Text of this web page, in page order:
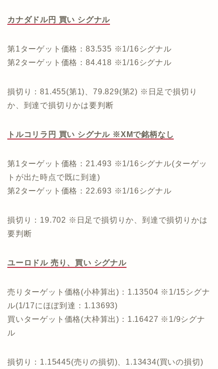
カナダドル円 買い シグナル
第1ターゲット価格：83.535 ※1/16シグナル
第2ターゲット価格：84.418 ※1/16シグナル
損切り：81.455(第1)、79.829(第2) ※日足で損切り
か、到達で損切りかは要判断
トルコリラ円 買い シグナル ※XMで銘柄なし
第1ターゲット価格：21.493 ※1/16シグナル(ターゲッ
トが出た時点で既に到達)
第2ターゲット価格：22.693 ※1/16シグナル
損切り：19.702 ※日足で損切りか、到達で損切りかは
要判断
ユーロドル 売り、買い シグナル
売りターゲット価格(小枠算出)：1.13504 ※1/15シグナ
ル(1/17にほぼ到達：1.13693)
買いターゲット価格(大枠算出)：1.16427 ※1/9シグナ
ル
損切り：1.15445(売りの損切)、1.13434(買いの損切)